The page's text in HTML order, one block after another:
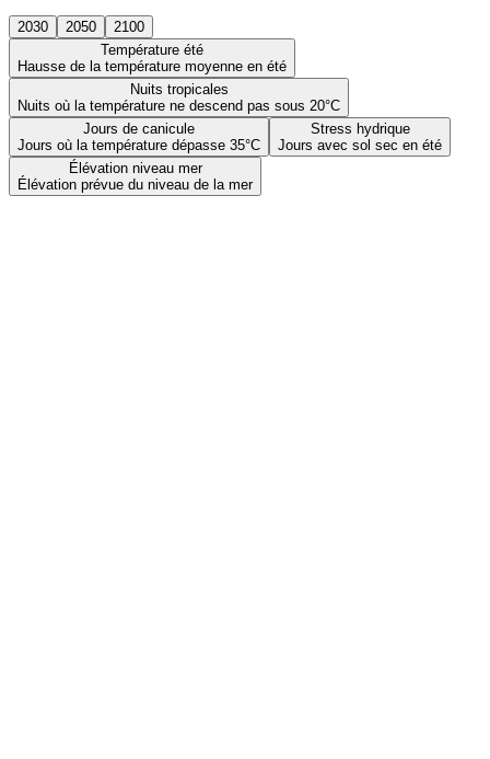
2030 2050
2100
Température été
Hausse de la température moyenne en été
Nuits tropicales
Nuits où la température ne descend pas sous 20°C
Jours de canicule
Jours où la température dépasse 35°C
Stress hydrique
Jours avec sol sec en été
Élévation niveau mer
Élévation prévue du niveau de la mer